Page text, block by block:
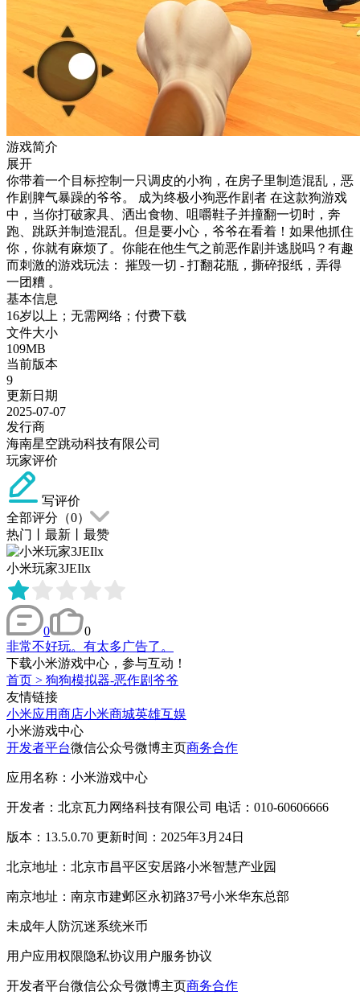
游戏简介
展开
你带着一个目标控制一只调皮的小狗，在房子里制造混乱，恶
作剧脾气暴躁的爷爷。 成为终极小狗恶作剧者 在这款狗游戏
中，当你打破家具、洒出食物、咀嚼鞋子并撞翻一切时，奔
跑、跳跃并制造混乱。但是要小心，爷爷在看着！如果他抓住
你，你就有麻烦了。你能在他生气之前恶作剧并逃脱吗？有趣
而刺激的游戏玩法： 摧毁一切 - 打翻花瓶，撕碎报纸，弄得
一团糟 。
基本信息
16岁以上；无需网络；付费下载
文件大小
109MB
当前版本
9
更新日期
2025-07-07
发行商
海南星空跳动科技有限公司
玩家评价
写评价
全部评分（0）
热门
最新 最赞
小米玩家3JEIlx
0
0
非常不好玩。有太多广告了。
下载小米游戏中心，参与互动！
首页 > 狗狗模拟器-恶作剧爷爷
友情链接
小米应用商店小米商城英雄互娱
小米游戏中心
开发者平台微信公众号微博主页商务合作
应用名称：小米游戏中心
开发者：北京瓦力网络科技有限公司 电话：010-60606666
版本：13.5.0.70 更新时间：2025年3月24日
北京地址：北京市昌平区安居路小米智慧产业园
南京地址：南京市建邺区永初路37号小米华东总部
未成年人防沉迷系统米币
用户应用权限隐私协议用户服务协议
开发者平台微信公众号微博主页商务合作